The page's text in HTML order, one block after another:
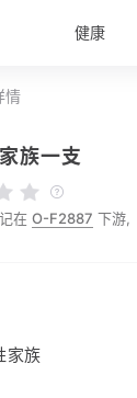
健康
情
族一支
在 O-F2887 下游,
家族